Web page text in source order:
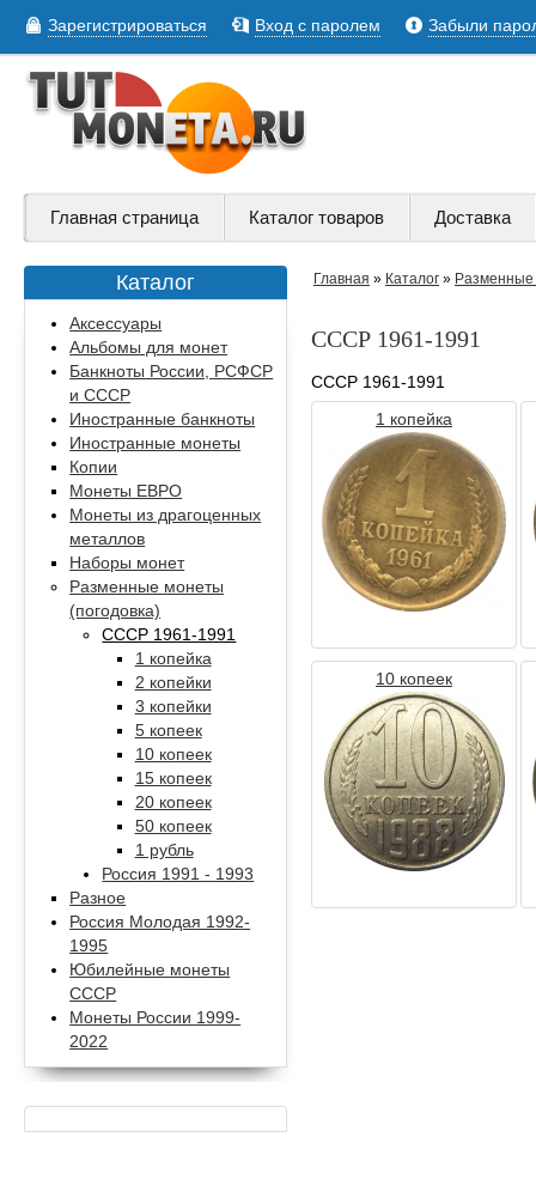
Зарегистрироваться Вход с паролем Забыли
Главная страница Каталог товаров Доставка
Каталог
Аксессуары
Альбомы для монет
Банкноты России, РСФСР
и СССР
Иностранные банкноты
Иностранные монеты
Копии
Монеты ЕВРО
Монеты из драгоценных
металлов
Наборы монет
Разменные монеты
(погодовка)
СССР 1961-1991
1 копейка
2 копейки
3 копейки
5 копеек
10 копеек
15 копеек
20 копеек
50 копеек
1 рубль
Россия 1991 - 1993
Разное
Россия Молодая 1992-
1995
Юбилейные монеты
СССР
Монеты России 1999-
2022
Главная » Каталог » Разменные
СССР 1961-1991
СССР 1961-1991
1 копейка
10 копеек